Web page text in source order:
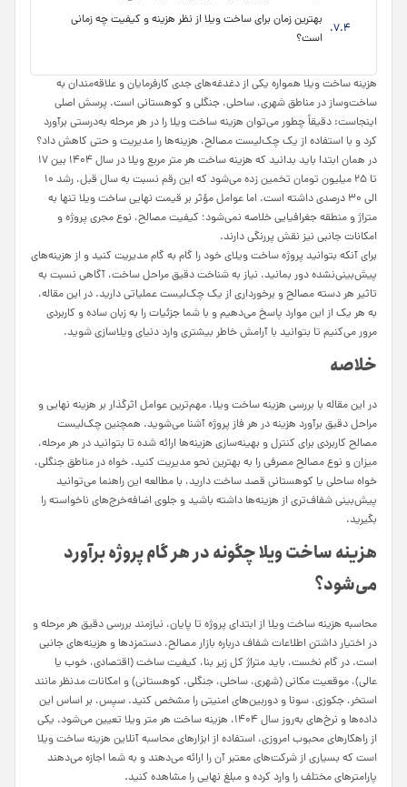
بهترین زمان برای ساخت ویلا از نظر هزینه و کیفیت چه زمانی
است؟
هزینه ساخت ویلا همواره یکی از دغدغه‌های جدی کارفرمایان و علاقه‌مندان به
ساخت‌وساز در مناطق شهری، ساحلی، جنگلی و کوهستانی است. پرسش اصلی
اینجاست: دقیقاً چطور می‌توان هزینه ساخت ویلا را در هر مرحله به‌درستی برآورد
کرد و با استفاده از یک چک‌لیست مصالح، هزینه‌ها را مدیریت و حتی کاهش داد؟
در همان ابتدا باید بدانید که هزینه ساخت هر متر مربع ویلا در سال ۱۴۰۴ بین ۱۷
تا ۲۵ میلیون تومان تخمین زده می‌شود که این رقم نسبت به سال قبل، رشد ۱۰
الی ۳۰ درصدی داشته است. اما عوامل مؤثر بر قیمت نهایی ساخت ویلا تنها به
متراژ و منطقه جغرافیایی خلاصه نمی‌شود؛ کیفیت مصالح، نوع مجری پروژه و
امکانات جانبی نیز نقش پررنگی دارند.
برای آنکه بتوانید پروژه ساخت ویلای خود را گام به گام مدیریت کنید و از هزینه‌های
پیش‌بینی‌نشده دور بمانید، نیاز به شناخت دقیق مراحل ساخت، آگاهی نسبت به
تاثیر هر دسته مصالح و برخورداری از یک چک‌لیست عملیاتی دارید. در این مقاله،
به هر یک از این موارد پاسخ می‌دهیم و با شما جزئیات را به زبان ساده و کاربردی
مرور می‌کنیم تا بتوانید با آرامش خاطر بیشتری وارد دنیای ویلاسازی شوید.
خلاصه
در این مقاله با بررسی هزینه ساخت ویلا، مهم‌ترین عوامل اثرگذار بر هزینه نهایی و
مراحل دقیق برآورد هزینه در هر فاز پروژه آشنا می‌شوید. همچنین چک‌لیست
مصالح کاربردی برای کنترل و بهینه‌سازی هزینه‌ها ارائه شده تا بتوانید در هر مرحله،
میزان و نوع مصالح مصرفی را به بهترین نحو مدیریت کنید. خواه در مناطق جنگلی،
خواه ساحلی یا کوهستانی قصد ساخت دارید، با مطالعه این راهنما می‌توانید
پیش‌بینی شفاف‌تری از هزینه‌ها داشته باشید و جلوی اضافه‌خرج‌های ناخواسته را
بگیرید.
هزینه ساخت ویلا چگونه در هر گام پروژه برآورد
می‌شود؟
محاسبه هزینه ساخت ویلا از ابتدای پروژه تا پایان، نیازمند بررسی دقیق هر مرحله و
در اختیار داشتن اطلاعات شفاف درباره بازار مصالح، دستمزدها و هزینه‌های جانبی
است. در گام نخست، باید متراژ کل زیر بنا، کیفیت ساخت (اقتصادی، خوب یا
عالی)، موقعیت مکانی (شهری، ساحلی، جنگلی، کوهستانی) و امکانات مدنظر مانند
استخر، جکوزی، سونا و دوربین‌های امنیتی را مشخص کنید. سپس، بر اساس این
داده‌ها و نرخ‌های به‌روز سال ۱۴۰۴، هزینه ساخت هر متر ویلا تعیین می‌شود. یکی
از راهکارهای محبوب امروزی، استفاده از ابزارهای محاسبه آنلاین هزینه ساخت ویلا
است که بسیاری از شرکت‌های معتبر آن را ارائه می‌دهند و به شما اجازه می‌دهند
پارامترهای مختلف را وارد کرده و مبلغ نهایی را مشاهده کنید.